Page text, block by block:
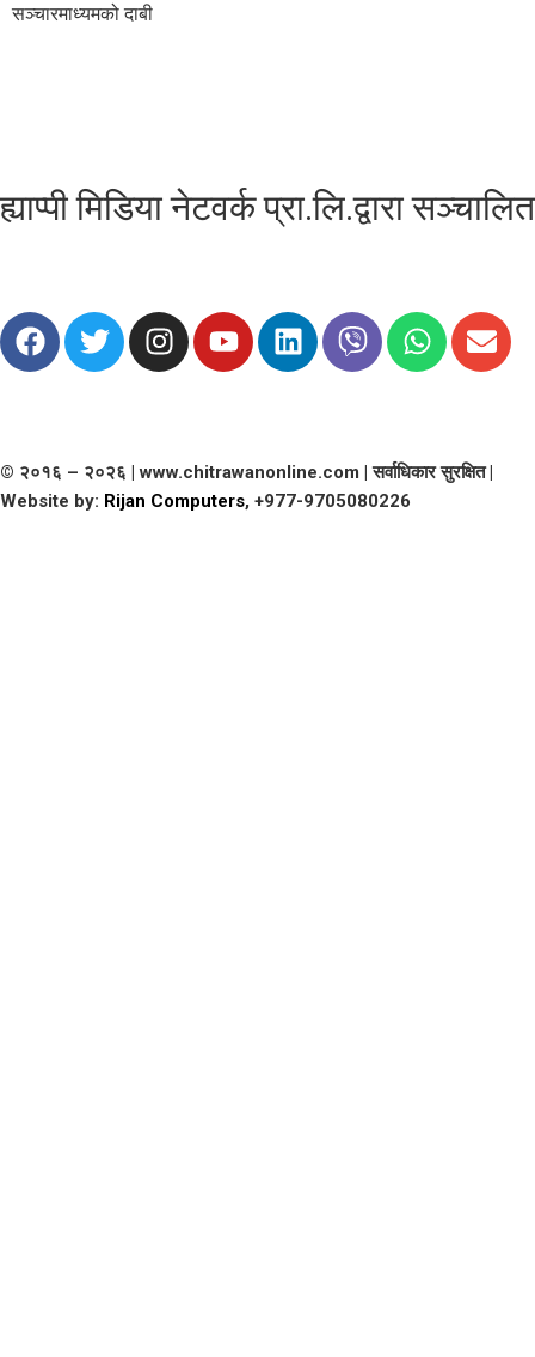
सञ्चारमाध्यमको दाबी
ह्याप्पी मिडिया नेटवर्क प्रा.लि.द्वारा सञ्चालित
© २०१६ – २०२६ | www.chitrawanonline.com | सर्वाधिकार सुरक्षित |
Website by: Rijan Computers, +977-9705080226